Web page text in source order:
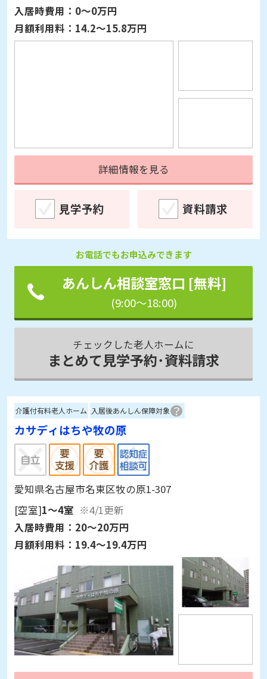
月額利用料： 14.2～15.8万円
詳細情報を見る
お電話でもお申込みできます
あんしん相談室窓口 [無料]
(9:00～18:00)
チェックした老人ホームに
まとめて見学予約･資料請求
介護付有料老人ホーム 入居後あんしん保障対象
カサディはちや牧の原
愛知県名古屋市名東区牧の原1-307
[空室]1～4室 ※4/1更新
入居時費用： 20～20万円
月額利用料： 19.4～19.4万円
詳細情報を見る